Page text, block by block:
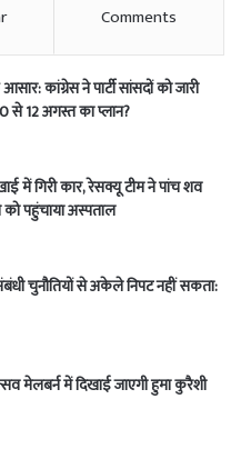
Comments
कांग्रेस ने पार्टी सांसदों को जारी
से 12 अगस्त का प्लान?
में गिरी कार, रेसक्यू टीम ने पांच शव
पहुंचाया अस्पताल
चुनौतियों से अकेले निपट नहीं सकता:
मेलबर्न में दिखाई जाएगी हुमा कुरैशी